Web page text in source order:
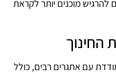
להרגיש מוכנים יותר לקראת
החינוך
עם אתגרים רבים, כולל